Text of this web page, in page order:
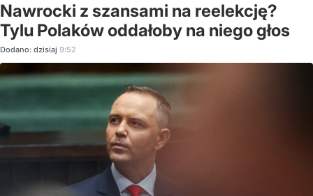
Nawrocki z szansami na reelekcję?
Tylu Polaków oddałoby na niego głos
Dodano: dzisiaj 9:52